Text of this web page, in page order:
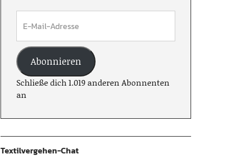
Abonnieren
Schließe dich 1.019 anderen Abonnenten
an
Textilvergehen-Chat